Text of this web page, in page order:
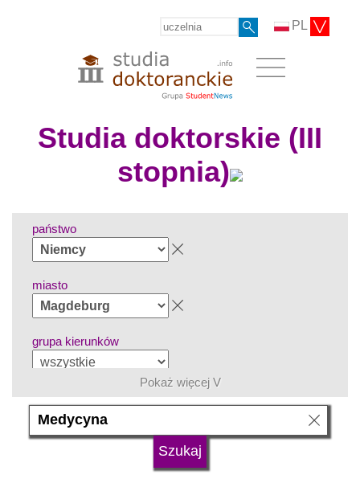
PL
Studia doktorskie (III
stopnia)
państwo
miasto
grupa kierunków
język
Pokaż więcej V